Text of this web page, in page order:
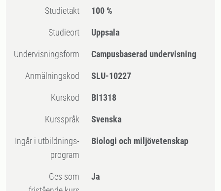
Studietakt 100 %
Studieort Uppsala
Undervisningsform Campusbaserad undervisning
Anmälningskod SLU-10227
Kurskod BI1318
Kursspråk Svenska
Ingår i utbildnings-
program
Biologi och miljövetenskap
Ges som
Ja